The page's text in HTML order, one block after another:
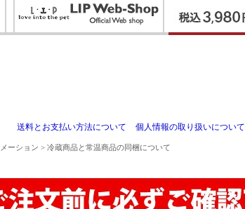
送料とお支払い方法について 個人情報の取り扱いについて
ーション > 冷蔵商品と常温商品の同梱について